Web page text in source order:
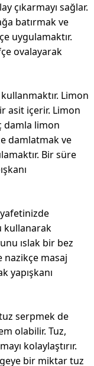
çıkarmayı sağlar.
batırmak ve
uygulamaktır.
ovalayarak
Limon
asit içerir. Limon
damla limon
damlatmak ve
Bir süre
kullanarak
ıslak bir bez
nazikçe masaj
yapışkanı
serpmek de
olabilir. Tuz,
kolaylaştırır.
bir miktar tuz